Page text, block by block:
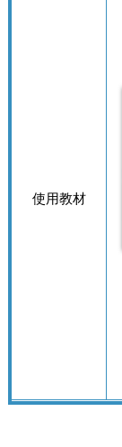
使用教材